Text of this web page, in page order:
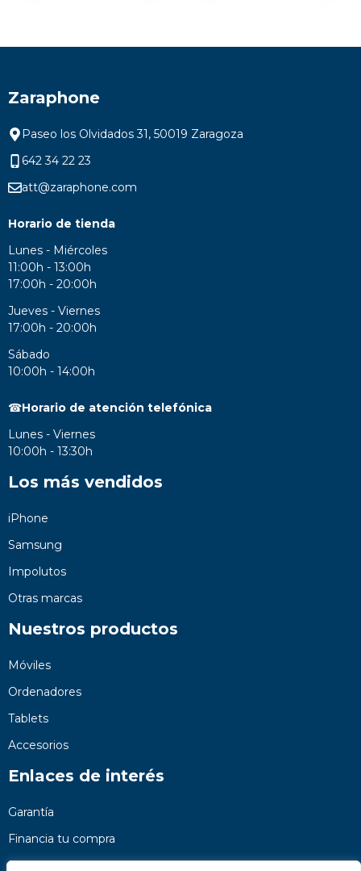
Zaraphone
Paseo los Olvidados 31, 50019 Zaragoza
642 34 22 23
att@zaraphone.com
Horario de tienda
Lunes - Miércoles
11:00h - 13:00h
17:00h - 20:00h
Jueves - Viernes
17:00h - 20:00h
Sábado
10:00h - 14:00h
☎Horario de atención telefónica
Lunes - Viernes
10:00h - 13:30h
Los más vendidos
iPhone
Samsung
Impolutos
Otras marcas
Nuestros productos
Móviles
Ordenadores
Tablets
Accesorios
Enlaces de interés
Garantía
Financia tu compra
Preguntas frecuentes